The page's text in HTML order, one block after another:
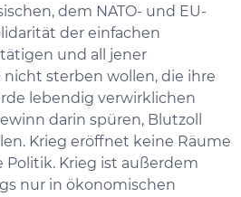
dem NATO- und EU-
der einfachen
und all jener
sterben wollen, die ihre
lebendig verwirklichen
darin spüren, Blutzoll
Krieg eröffnet keine Räume
Politik. Krieg ist außerdem
nur in ökonomischen